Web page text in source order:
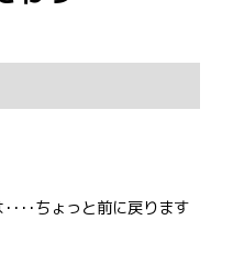
･･･ちょっと前に戻ります